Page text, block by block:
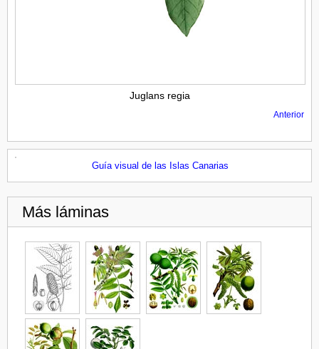
Juglans regia
Anterior
Guía visual de las Islas Canarias
Más láminas